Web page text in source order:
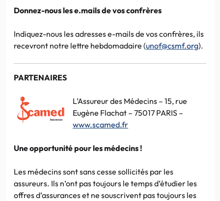
Donnez-nous les e.mails de vos confrères
Indiquez-nous les adresses e-mails de vos confrères, ils
recevront notre lettre hebdomadaire (unof@csmf.org).
PARTENAIRES
L’Assureur des Médecins – 15, rue
Eugène Flachat – 75017 PARIS –
www.scamed.fr
Une opportunité pour les médecins !
Les médecins sont sans cesse sollicités par les
assureurs. Ils n’ont pas toujours le temps d’étudier les
offres d’assurances et ne souscrivent pas toujours les